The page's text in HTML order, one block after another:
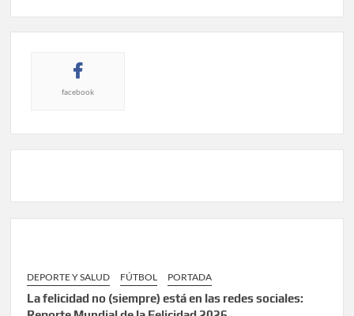
facebook
DEPORTE Y SALUD FÚTBOL PORTADA
La felicidad no (siempre) está en las redes sociales: